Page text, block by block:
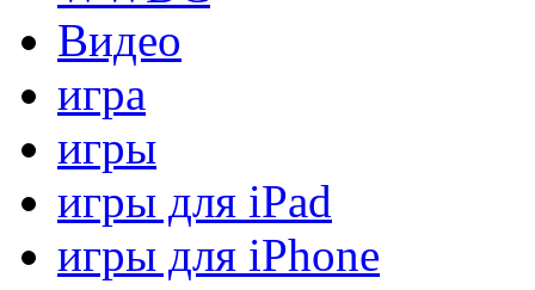
Видео
игра
игры
игры для iPad
игры для iPhone